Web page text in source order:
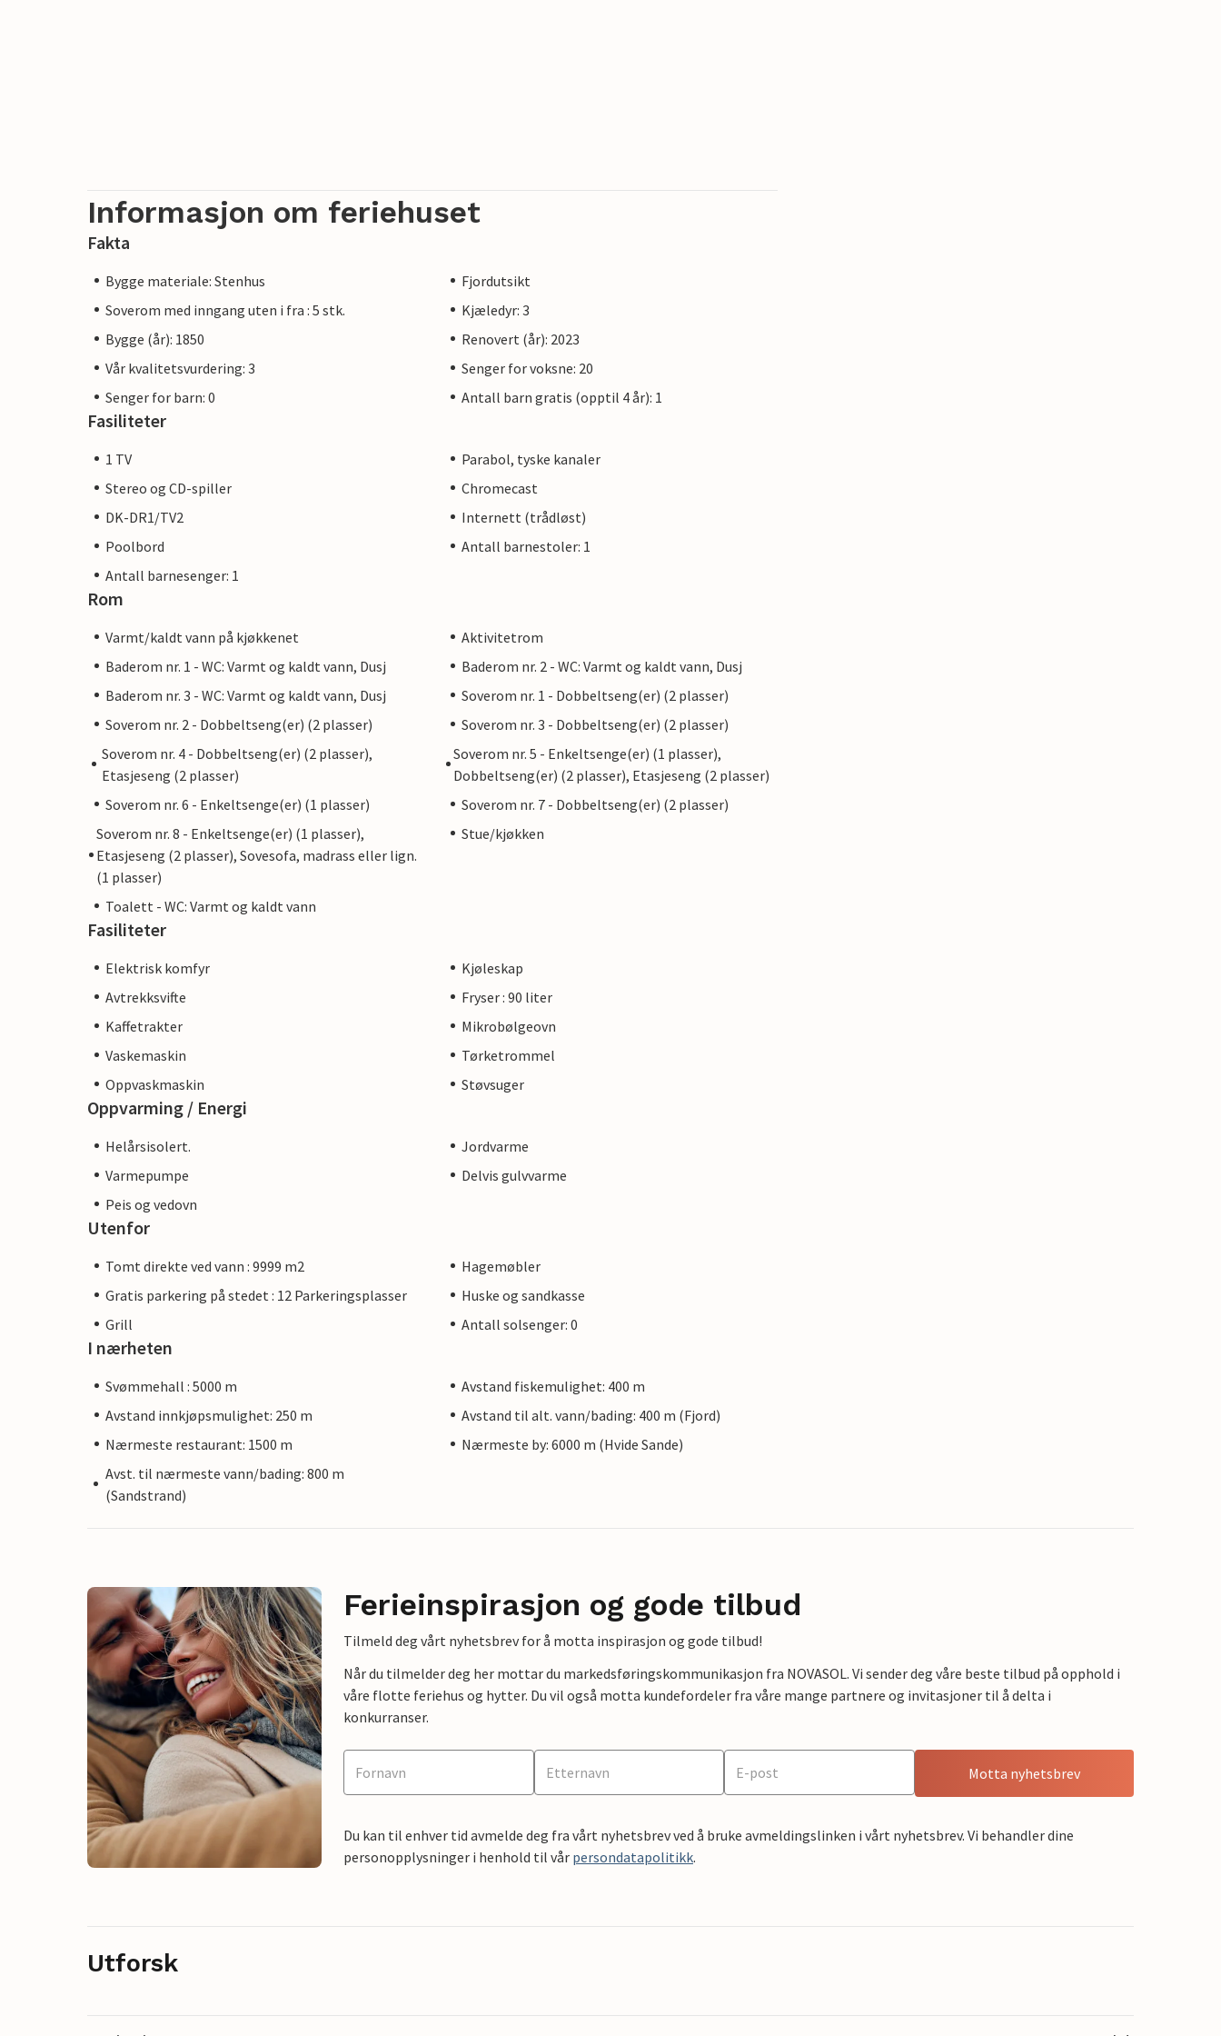
Informasjon om feriehuset
Fakta
Bygge materiale: Stenhus
Fjordutsikt
Soverom med inngang uten i fra : 5 stk.
Kjæledyr: 3
Bygge (år): 1850
Renovert (år): 2023
Vår kvalitetsvurdering: 3
Senger for voksne: 20
Senger for barn: 0
Antall barn gratis (opptil 4 år): 1
Fasiliteter
1 TV
Parabol, tyske kanaler
Stereo og CD-spiller
Chromecast
DK-DR1/TV2
Internett (trådløst)
Poolbord
Antall barnestoler: 1
Antall barnesenger: 1
Rom
Varmt/kaldt vann på kjøkkenet
Aktivitetrom
Baderom nr. 1 - WC: Varmt og kaldt vann, Dusj
Baderom nr. 2 - WC: Varmt og kaldt vann, Dusj
Baderom nr. 3 - WC: Varmt og kaldt vann, Dusj
Soverom nr. 1 - Dobbeltseng(er) (2 plasser)
Soverom nr. 2 - Dobbeltseng(er) (2 plasser)
Soverom nr. 3 - Dobbeltseng(er) (2 plasser)
Soverom nr. 4 - Dobbeltseng(er) (2 plasser),
Etasjeseng (2 plasser)
Soverom nr. 5 - Enkeltsenge(er) (1 plasser),
Dobbeltseng(er) (2 plasser), Etasjeseng (2 plasser)
Soverom nr. 6 - Enkeltsenge(er) (1 plasser)
Soverom nr. 7 - Dobbeltseng(er) (2 plasser)
Soverom nr. 8 - Enkeltsenge(er) (1 plasser),
Etasjeseng (2 plasser), Sovesofa, madrass eller lign.
(1 plasser)
Stue/kjøkken
Toalett - WC: Varmt og kaldt vann
Fasiliteter
Elektrisk komfyr
Kjøleskap
Avtrekksvifte
Fryser : 90 liter
Kaffetrakter
Mikrobølgeovn
Vaskemaskin
Tørketrommel
Oppvaskmaskin
Støvsuger
Oppvarming / Energi
Helårsisolert.
Jordvarme
Varmepumpe
Delvis gulvvarme
Peis og vedovn
Utenfor
Tomt direkte ved vann : 9999 m2
Hagemøbler
Gratis parkering på stedet : 12 Parkeringsplasser
Huske og sandkasse
Grill
Antall solsenger: 0
I nærheten
Svømmehall : 5000 m
Avstand fiskemulighet: 400 m
Avstand innkjøpsmulighet: 250 m
Avstand til alt. vann/bading: 400 m (Fjord)
Nærmeste restaurant: 1500 m
Nærmeste by: 6000 m (Hvide Sande)
Avst. til nærmeste vann/bading: 800 m
(Sandstrand)
Ferieinspirasjon og gode tilbud
Tilmeld deg vårt nyhetsbrev for å motta inspirasjon og gode tilbud!
Når du tilmelder deg her mottar du markedsføringskommunikasjon fra NOVASOL. Vi sender deg våre beste tilbud på opphold i
våre flotte feriehus og hytter. Du vil også motta kundefordeler fra våre mange partnere og invitasjoner til å delta i
konkurranser.
Motta nyhetsbrev
Du kan til enhver tid avmelde deg fra vårt nyhetsbrev ved å bruke avmeldingslinken i vårt nyhetsbrev. Vi behandler dine
personopplysninger i henhold til vår persondatapolitikk.
Utforsk